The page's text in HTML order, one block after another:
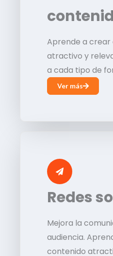
Aprende a crear
atractivo y
a cada tipo de
Ver más
Redes
Mejora la
audiencia.
contenido